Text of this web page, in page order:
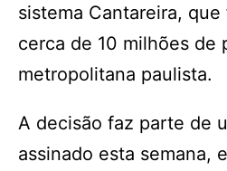
sistema Cantareira,
cerca de 10 milhões de
metropolitana paulista.
A decisão faz parte de
assinado esta semana,